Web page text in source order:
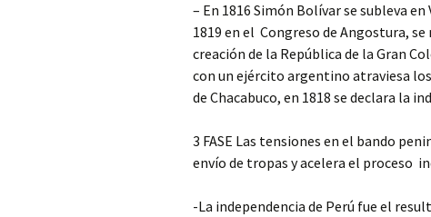
– En 1816 Simón Bolívar se subleva
1819 en el Congreso de Angostura,
creación de la República de la Gran
con un ejército argentino atraviesa
de Chacabuco, en 1818 se declara la
3 FASE Las tensiones en el bando
envío de tropas y acelera el proceso
-La independencia de Perú fue el